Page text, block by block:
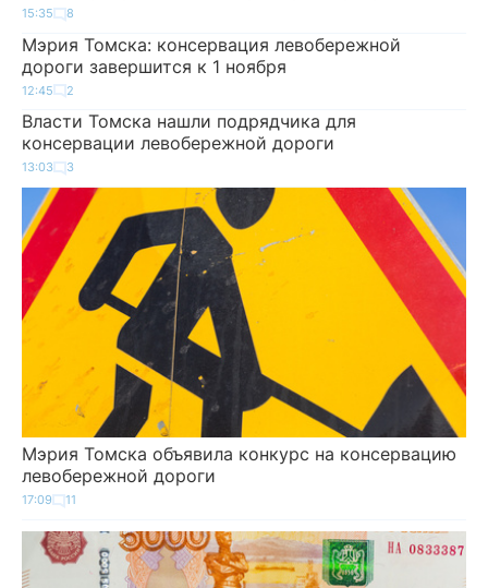
15:35 8
Мэрия Томска: консервация левобережной
дороги завершится к 1 ноября
12:45 2
Власти Томска нашли подрядчика для
консервации левобережной дороги
13:03 3
Мэрия Томска объявила конкурс на консервацию
левобережной дороги
17:09 11